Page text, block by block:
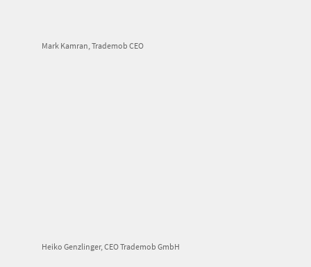
Mark Kamran, Trademob CEO
Heiko Genzlinger, CEO Trademob GmbH